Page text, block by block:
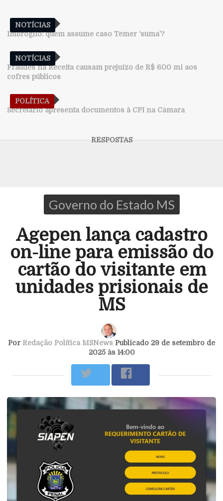
NOTÍCIAS
Imbróglio: quem assume caso Temer ‘suma’?
NOTÍCIAS
Fraudes na Receita causam prejuízo de R$ 600 mi aos
cofres públicos
POLÍTICA
Secretário apresenta documentos à CPI na Câmara
Governo do Estado MS
Agepen lança cadastro
on-line para emissão do
cartão do visitante em
unidades prisionais de
MS
Por Redação Política MSNews Publicado 29 de setembro de
2025 às 14:00